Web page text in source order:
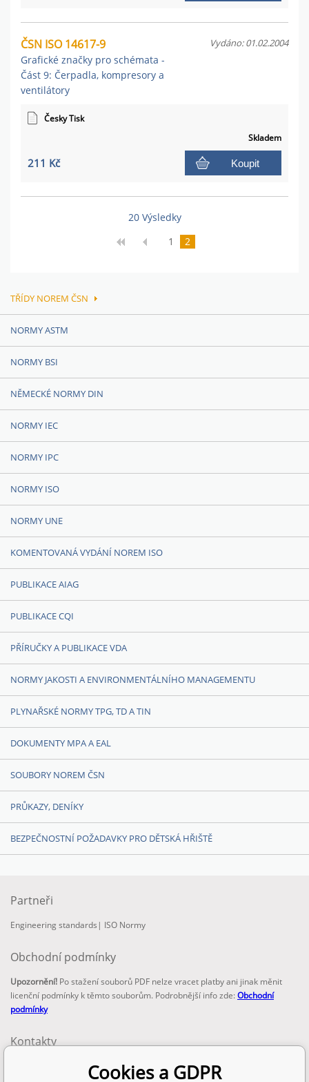
ČSN ISO 14617-9
Grafické značky pro schémata -
Část 9: Čerpadla, kompresory a
ventilátory
Vydáno: 01.02.2004
Česky Tisk
Skladem
211 Kč Koupit
20 Výsledky
1
2
TŘÍDY NOREM ČSN
NORMY ASTM
NORMY BSI
NĚMECKÉ NORMY DIN
NORMY IEC
NORMY IPC
NORMY ISO
NORMY UNE
KOMENTOVANÁ VYDÁNÍ NOREM ISO
PUBLIKACE AIAG
PUBLIKACE CQI
PŘÍRUČKY A PUBLIKACE VDA
NORMY JAKOSTI A ENVIRONMENTÁLNÍHO MANAGEMENTU
PLYNAŘSKÉ NORMY TPG, TD A TIN
DOKUMENTY MPA A EAL
SOUBORY NOREM ČSN
PRŮKAZY, DENÍKY
BEZPEČNOSTNÍ POŽADAVKY PRO DĚTSKÁ HŘIŠTĚ
Partneři
Engineering standards | ISO Normy
Obchodní podmínky
Upozornění! Po stažení souborů PDF nelze vracet platby ani jinak měnit
licenční podmínky k těmto souborům. Podrobnější info zde:Obchodní
podmínky
Kontakty
info@technickenormy.czCookies a GDPR